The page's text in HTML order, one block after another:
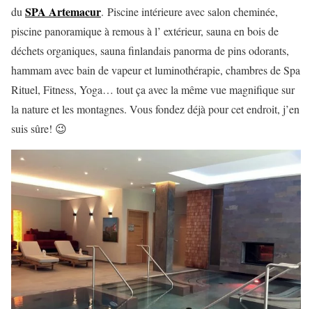
du SPA Artemacur. Piscine intérieure avec salon cheminée,
piscine panoramique à remous à l’ extérieur, sauna en bois de
déchets organiques, sauna finlandais panorma de pins odorants,
hammam avec bain de vapeur et luminothérapie, chambres de Spa
Rituel, Fitness, Yoga… tout ça avec la même vue magnifique sur
la nature et les montagnes. Vous fondez déjà pour cet endroit, j’en
suis sûre! 😉